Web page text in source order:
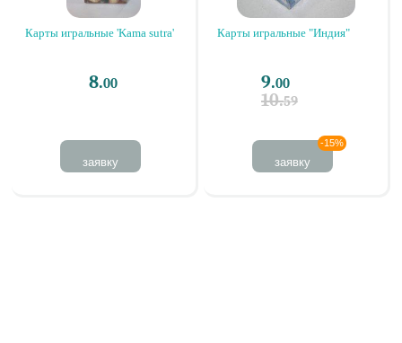
Карты игральные 'Kama sutra'
8.00
заявку
Карты игральные "Индия"
9.00
10.59
-15%
заявку